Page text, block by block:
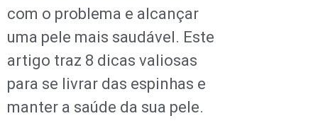
com o problema e alcançar
uma pele mais saudável. Este
artigo traz 8 dicas valiosas
para se livrar das espinhas e
manter a saúde da sua pele.